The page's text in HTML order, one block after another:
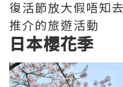
復活節放大假唔知
推介的旅遊活動
日本櫻花季